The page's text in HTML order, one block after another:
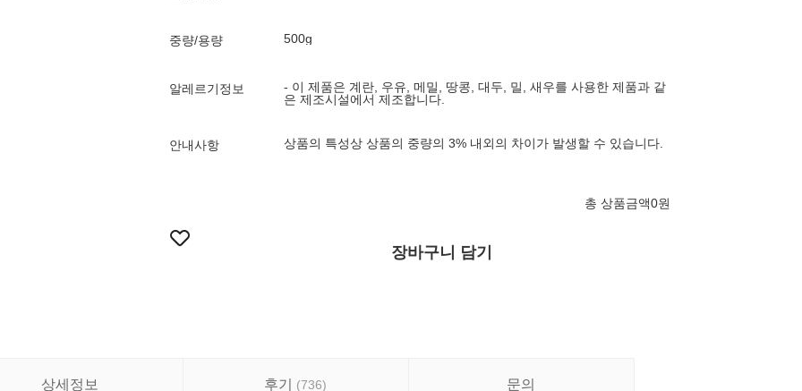
중량/용량 500g
알레르기정보
- 이 제품은 계란, 우유, 메밀, 땅콩, 대두, 밀, 새우를 사용한 제품과 같
은 제조시설에서 제조합니다.
안내사항 상품의 특성상 상품의 중량의 3% 내외의 차이가 발생할 수 있습니다.
총 상품금액0원
장바구니 담기
상세정보 후기 (736) 문의